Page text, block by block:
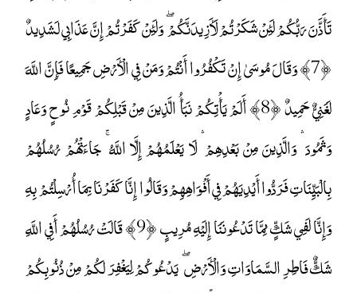
تَأَذَّنَ رَبُّكُمْ لَئِنْ شَكَرْتُمْ لَأَزِيدَنَّكُمْ ۖ وَلَئِنْ كَفَرْتُمْ إِنَّ عَذَابِي لَشَدِيدٌ
﴿7﴾ وَقَالَ مُوسَىٰ إِنْ تَكْفُرُوا أَنْتُمْ وَمَنْ فِي الْأَرْضِ جَمِيعًا فَإِنَّ اللَّهَ
لَغَنِيٌّ حَمِيدٌ ﴿8﴾ أَلَمْ يَأْتِكُمْ نَبَأُ الَّذِينَ مِنْ قَبْلِكُمْ قَوْمِ نُوحٍ وَعَادٍ
وَثَمُودَ ۛ وَالَّذِينَ مِنْ بَعْدِهِمْ ۛ لَا يَعْلَمُهُمْ إِلَّا اللَّهُ ۚ جَاءَتْهُمْ رُسُلُهُمْ
بِالْبَيِّنَاتِ فَرَدُّوا أَيْدِيَهُمْ فِي أَفْوَاهِهِمْ وَقَالُوا إِنَّا كَفَرْنَا بِمَا أُرْسِلْتُمْ بِهِ
وَإِنَّا لَفِي شَكٍّ مِمَّا تَدْعُونَنَا إِلَيْهِ مُرِيبٍ ﴿9﴾ قَالَتْ رُسُلُهُمْ أَفِي اللَّهِ
شَكٌّ فَاطِرِ السَّمَاوَاتِ وَالْأَرْضِ ۖ يَدْعُوكُمْ لِيَغْفِرَ لَكُمْ مِنْ ذُنُوبِكُمْ